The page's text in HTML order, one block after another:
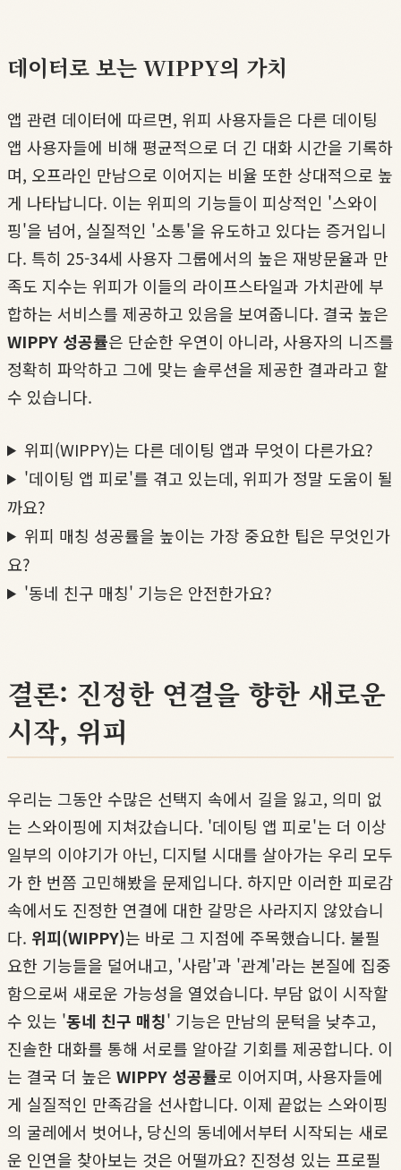
데이터로 보는 WIPPY의 가치
앱 관련 데이터에 따르면, 위피 사용자들은 다른 데이팅
앱 사용자들에 비해 평균적으로 더 긴 대화 시간을 기록하
며, 오프라인 만남으로 이어지는 비율 또한 상대적으로 높
게 나타납니다. 이는 위피의 기능들이 피상적인 '스와이
핑'을 넘어, 실질적인 '소통'을 유도하고 있다는 증거입니
다. 특히 25-34세 사용자 그룹에서의 높은 재방문율과 만
족도 지수는 위피가 이들의 라이프스타일과 가치관에 부
합하는 서비스를 제공하고 있음을 보여줍니다. 결국 높은
WIPPY 성공률은 단순한 우연이 아니라, 사용자의 니즈를
정확히 파악하고 그에 맞는 솔루션을 제공한 결과라고 할
수 있습니다.
위피(WIPPY)는 다른 데이팅 앱과 무엇이 다른가요?
'데이팅 앱 피로'를 겪고 있는데, 위피가 정말 도움이 될
까요?
위피 매칭 성공률을 높이는 가장 중요한 팁은 무엇인가
요?
'동네 친구 매칭' 기능은 안전한가요?
결론: 진정한 연결을 향한 새로운
시작, 위피
우리는 그동안 수많은 선택지 속에서 길을 잃고, 의미 없
는 스와이핑에 지쳐갔습니다. '데이팅 앱 피로'는 더 이상
일부의 이야기가 아닌, 디지털 시대를 살아가는 우리 모두
가 한 번쯤 고민해봤을 문제입니다. 하지만 이러한 피로감
속에서도 진정한 연결에 대한 갈망은 사라지지 않았습니
다. 위피(WIPPY)는 바로 그 지점에 주목했습니다. 불필
요한 기능들을 덜어내고, '사람'과 '관계'라는 본질에 집중
함으로써 새로운 가능성을 열었습니다. 부담 없이 시작할
수 있는 '동네 친구 매칭' 기능은 만남의 문턱을 낮추고,
진솔한 대화를 통해 서로를 알아갈 기회를 제공합니다. 이
는 결국 더 높은 WIPPY 성공률로 이어지며, 사용자들에
게 실질적인 만족감을 선사합니다. 이제 끝없는 스와이핑
의 굴레에서 벗어나, 당신의 동네에서부터 시작되는 새로
운 인연을 찾아보는 것은 어떨까요? 진정성 있는 프로필